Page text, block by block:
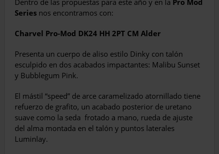
Dentro de las propuestas para este año y en la Pro Mod
Series nos encontramos con:
Charvel Pro-Mod DK24 HH 2PT CM Alder
Presenta un cuerpo de aliso estilo Dinky con talón
esculpido en dos acabados impactantes: Malibu Sunset
y Bubblegum Pink.
El mástil “speed” de arce caramelizado atornillado tiene
refuerzo de grafito, un acabado posterior de uretano
suave como la seda frotado a mano, rueda de ajuste
del alma montada en el talón y puntos laterales
Luminlay.